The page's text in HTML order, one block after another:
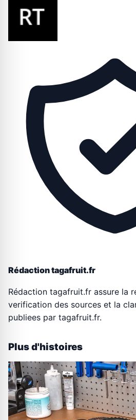
Rédaction tagafruit.fr
Rédaction tagafruit.fr assure la
verification des sources et la
publiees par tagafruit.fr.
Plus d'histoires